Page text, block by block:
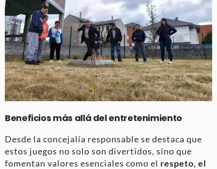
Beneficios más allá del entretenimiento
Desde la concejalía responsable se destaca que
estos juegos no solo son divertidos, sino que
fomentan valores esenciales como el respeto, el